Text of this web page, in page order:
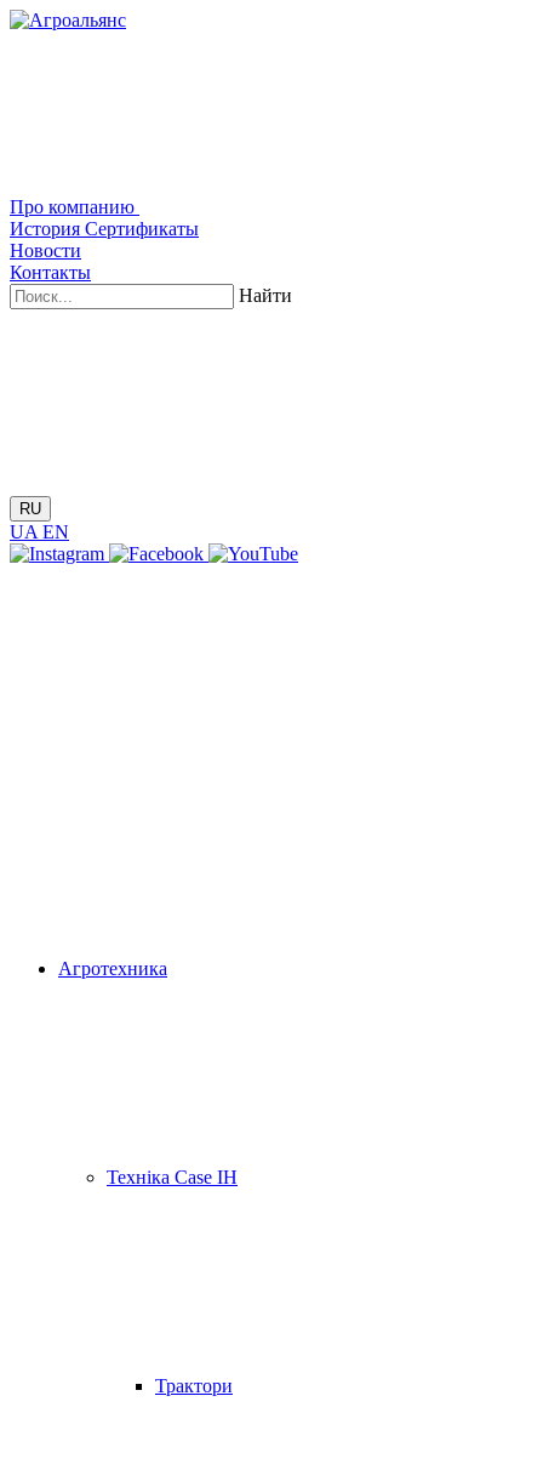
Про компанию
История Сертификаты
Новости
Контакты
Найти
RU
UA EN
Агротехника
Техніка Case IH
Трактори